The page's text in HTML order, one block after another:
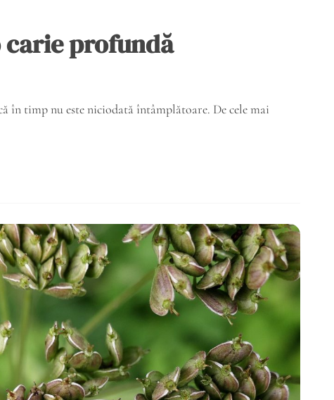
carie profundă
în timp nu este niciodată întâmplătoare. De cele mai